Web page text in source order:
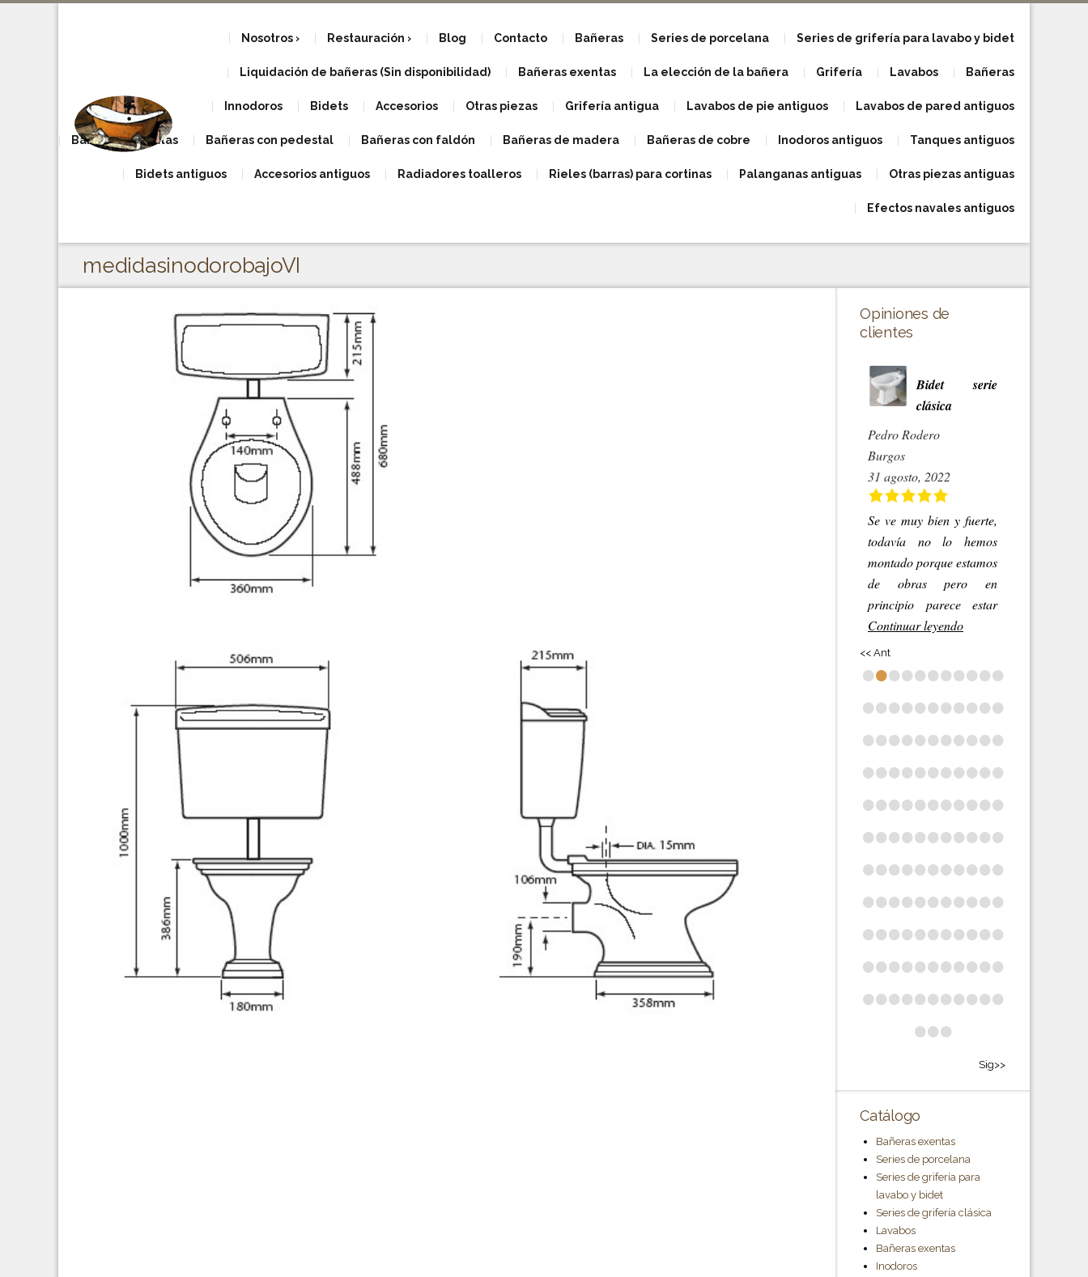
Nosotros Restauración Blog Contacto Bañeras Series de porcelana Series de grifería para lavabo y bidet
Liquidación de bañeras (Sin disponibilidad) Bañeras exentas La elección de la bañera Grifería Lavabos Bañeras
Innodoros Bidets Accesorios Otras piezas Grifería antigua Lavabos de pie antiguos Lavabos de pared antiguos
Bañeras con patas Bañeras con pedestal Bañeras con faldón Bañeras de madera Bañeras de cobre Inodoros antiguos Tanques antiguos
Bidets antiguos Accesorios antiguos Radiadores toalleros Rieles (barras) para cortinas Palanganas antiguas Otras piezas antiguas
Efectos navales antiguos
medidasinodorobajoVI
Opiniones de
clientes
Bidet serie
clásica
Pedro Rodero
Burgos
31 agosto, 2022
Se ve muy bien y fuerte,
todavía no lo hemos
montado porque estamos
de obras pero en
principio parece estar
Continuar leyendo
<< Ant
•••••••••••
•••••••••••
•••••••••••
•••••••••••
•••••••••••
•••••••••••
•••••••••••
•••••••••••
•••••••••••
•••••••••••
•••••••••••
•••
Sig>>
Catálogo
Bañeras exentas
Series de porcelana
Series de grifería para
lavabo y bidet
Series de grifería clásica
Lavabos
Bañeras exentas
Inodoros